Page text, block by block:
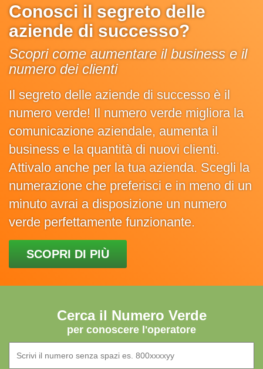
Conosci il segreto delle
aziende di successo?
Scopri come aumentare il business e il
numero dei clienti
Il segreto delle aziende di successo è il
numero verde! Il numero verde migliora la
comunicazione aziendale, aumenta il
business e la quantità di nuovi clienti.
Attivalo anche per la tua azienda. Scegli la
numerazione che preferisci e in meno di un
minuto avrai a disposizione un numero
verde perfettamente funzionante.
SCOPRI DI PIÙ
Cerca il Numero Verde
per conoscere l'operatore